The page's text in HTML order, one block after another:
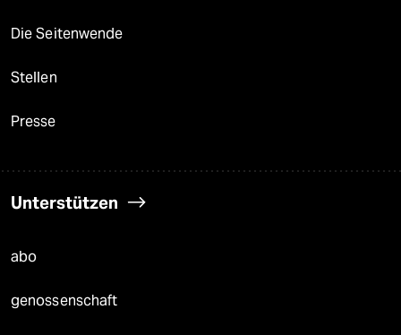
Die Seitenwende
Stellen
Presse
Unterstützen
abo
genossenschaft